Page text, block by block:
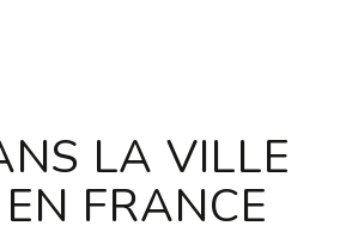
LA VILLE
EN FRANCE